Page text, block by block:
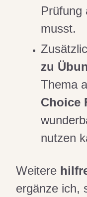
Prüfung
musst.
zu
Thema
Choice
nutzen
Weitere
ergänze ich,